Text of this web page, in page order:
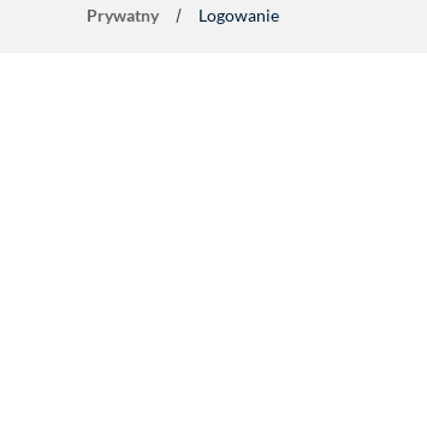
Prywatny Logowanie